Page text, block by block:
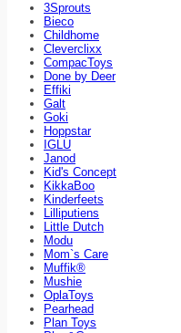
3Sprouts
Bieco
Childhome
Cleverclixx
CompacToys
Done by Deer
Effiki
Galt
Goki
Hoppstar
IGLU
Janod
Kid's Concept
KikkaBoo
Kinderfeets
Lilliputiens
Little Dutch
Modu
Mom`s Care
Muffik®
Mushie
OplaToys
Pearhead
Plan Toys